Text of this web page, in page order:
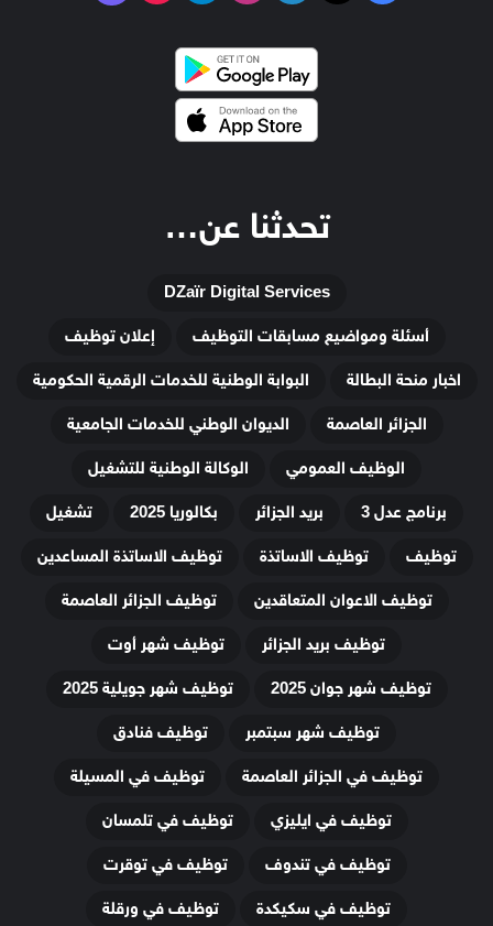
تحدثنا عن…
DZaïr Digital Services
أسئلة ومواضيع مسابقات التوظيف
إعلان توظيف
اخبار منحة البطالة
البوابة الوطنية للخدمات الرقمية الحكومية
الجزائر العاصمة
الديوان الوطني للخدمات الجامعية
الوظيف العمومي
الوكالة الوطنية للتشغيل
برنامج عدل 3
بريد الجزائر بكالوريا 2025
تشغيل
توظيف
توظيف الاساتذة
توظيف الاساتذة المساعدين
توظيف الاعوان المتعاقدين
توظيف الجزائر العاصمة
توظيف بريد الجزائر
توظيف شهر أوت
توظيف شهر جوان 2025
توظيف شهر جويلية 2025
توظيف شهر سبتمبر
توظيف فنادق
توظيف في الجزائر العاصمة
توظيف في المسيلة
توظيف في ايليزي
توظيف في تلمسان
توظيف في تندوف
توظيف في توقرت
توظيف في سكيكدة
توظيف في ورقلة